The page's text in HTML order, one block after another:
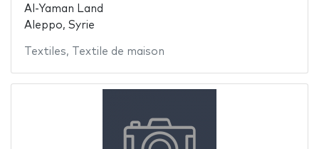
Al-Yaman Land
Aleppo, Syrie
Textiles, Textile de maison